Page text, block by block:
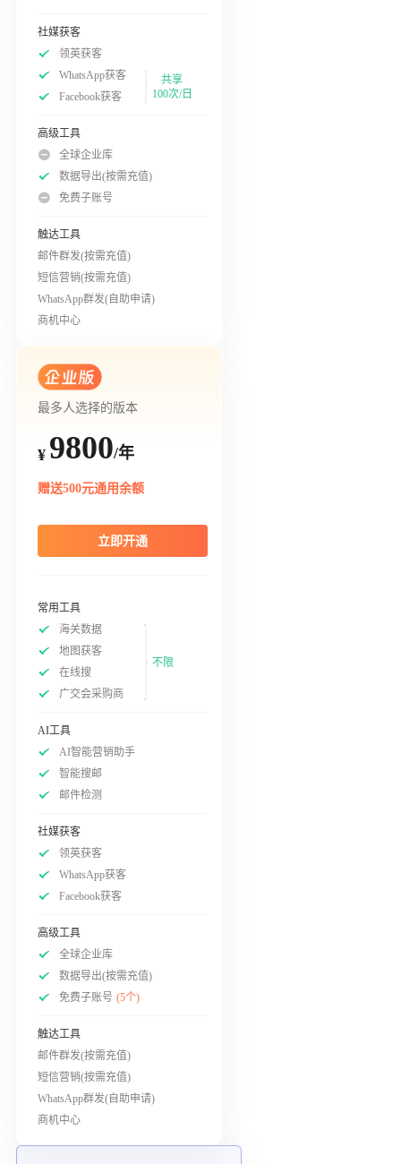
社媒获客
领英获客
WhatsApp获客
Facebook获客
共享
100次/日
高级工具
全球企业库
数据导出(按需充值)
免费子账号
触达工具
邮件群发(按需充值)
短信营销(按需充值)
WhatsApp群发(自助申请)
商机中心
最多人选择的版本
¥ 9800/年
赠送500元通用余额
立即开通
常用工具
海关数据
地图获客
在线搜
广交会采购商
不限
AI工具
AI智能营销助手
智能搜邮
邮件检测
社媒获客
领英获客
WhatsApp获客
Facebook获客
高级工具
全球企业库
数据导出(按需充值)
免费子账号 (5个)
触达工具
邮件群发(按需充值)
短信营销(按需充值)
WhatsApp群发(自助申请)
商机中心